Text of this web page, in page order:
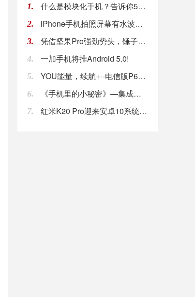
1. 什么是模块化手机？告诉你5个重要的差别!
2. iPhone手机拍照屏幕有水波纹是怎么回事？!
3. 凭借坚果Pro强劲势头，锤子科技入围京东618
4. 一加手机将推Android 5.0!
5. YOU能量，续航+--电信版P618L 4G全
6. 《手机里的小秘密》—集成电路工艺!
7. 红米K20 Pro迎来安卓10系统！你会给手机